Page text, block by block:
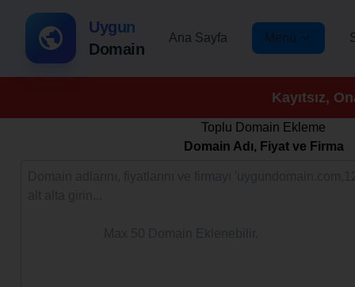
Uygun
Domain
Ana Sayfa Menü
Kayıtsız,
Toplu Domain Ekleme
Domain Adı, Fiyat ve Firma